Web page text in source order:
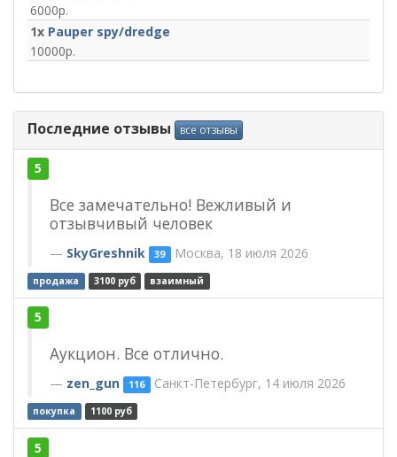
6000
1x Pauper spy/dredge
10000
Последние отзывы все отзывы
5
Все замечательно! Вежливый и
отзывчивый человек
SkyGreshnik 39 Москва, 18 июля 2026
продажа 3100 руб взаимный
5
Аукцион. Все отлично.
zen_gun 116 Санкт-Петербург, 14 июля 2026
покупка 1100 руб
5